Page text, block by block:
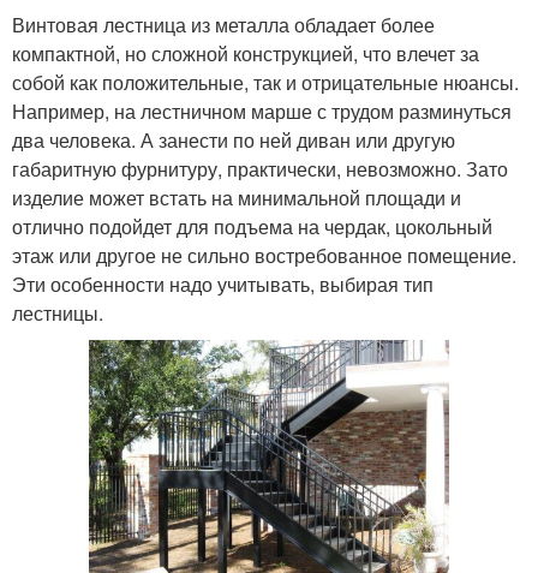
Винтовая лестница из металла обладает более
компактной, но сложной конструкцией, что влечет за
собой как положительные, так и отрицательные нюансы.
Например, на лестничном марше с трудом разминуться
два человека. А занести по ней диван или другую
габаритную фурнитуру, практически, невозможно. Зато
изделие может встать на минимальной площади и
отлично подойдет для подъема на чердак, цокольный
этаж или другое не сильно востребованное помещение.
Эти особенности надо учитывать, выбирая тип
лестницы.